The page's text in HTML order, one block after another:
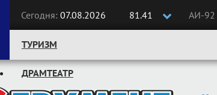
Сегодня: 07.08.2026 81.41 АИ-92
ТУРИЗМ
ДРАМТЕАТР